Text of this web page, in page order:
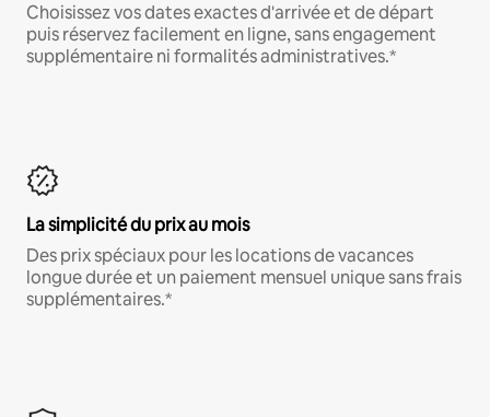
Choisissez vos dates exactes d'arrivée et de départ
puis réservez facilement en ligne, sans engagement
supplémentaire ni formalités administratives.*
La simplicité du prix au mois
Des prix spéciaux pour les locations de vacances
longue durée et un paiement mensuel unique sans frais
supplémentaires.*